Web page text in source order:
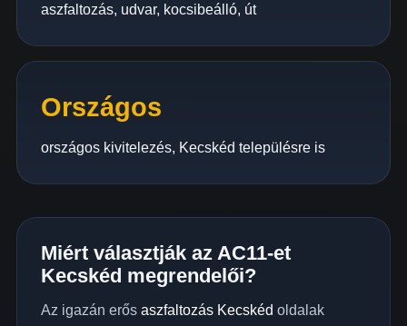
aszfaltozás, udvar, kocsibeálló, út
Országos
országos kivitelezés, Kecskéd településre is
Miért választják az AC11-et
Kecskéd megrendelői?
Az igazán erős aszfaltozás Kecskéd oldalak